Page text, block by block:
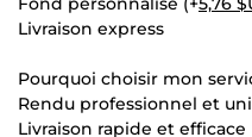
Livraison express
Pourquoi choisir mon
Rendu professionnel et
Livraison rapide et efficace